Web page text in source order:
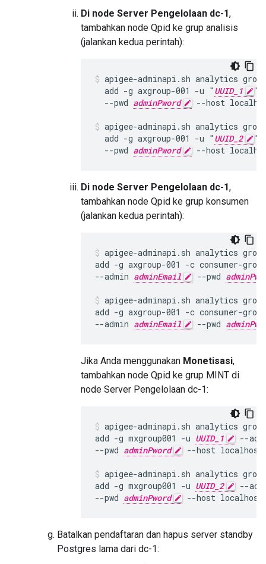
Di node Server Pengelolaan dc-1,
tambahkan node Qpid ke grup analisis
(jalankan kedua perintah):
apigee-adminapi.sh analytics
  add -g axgroup-001 -u "
UUID_1
"
  --pwd
adminPword --host
apigee-adminapi.sh analytics
  add -g axgroup-001 -u "
UUID_2
"
  --pwd
adminPword --host
Di node Server Pengelolaan dc-1,
tambahkan node Qpid ke grup konsumen
(jalankan kedua perintah):
apigee-adminapi.sh analytics
add -g axgroup-001 -c consumer-
--admin adminEmail --pwd
apigee-adminapi.sh analytics
add -g axgroup-001 -c consumer-
--admin adminEmail --pwd
Jika Anda menggunakan Monetisasi,
tambahkan node Qpid ke grup MINT di
node Server Pengelolaan dc-1:
apigee-adminapi.sh analytics
add -g mxgroup001 -u UUID_1
--
--pwd adminPword --host localhost
apigee-adminapi.sh analytics
add -g mxgroup001 -u UUID_2
--
--pwd adminPword --host localhost
Batalkan pendaftaran dan hapus server standby
Postgres lama dari dc-1: